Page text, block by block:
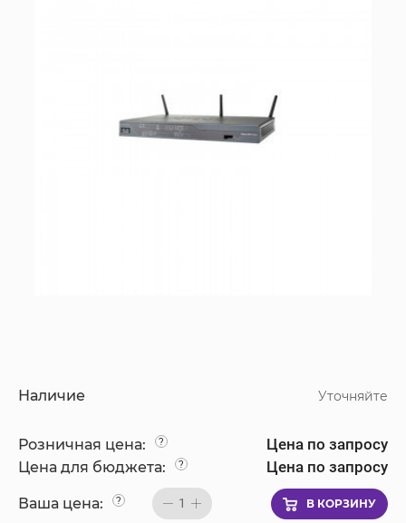
Наличие Уточняйте
Розничная цена: ? Цена по запросу
Цена для бюджета: ? Цена по запросу
Ваша цена: ? 1 В КОРЗИНУ